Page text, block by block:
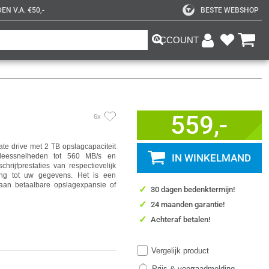
V.A. €50,- BESTE WEBSHOP
ACCOUNT
6x
drive met 2 TB opslagcapaciteit
tot 560 MB/s en
van respectievelijk
tot uw gegevens. Het is een
betaalbare opslagexpansie of
559,-
IN WINKELMAND
✓ 30 dagen bedenktermijn!
✓ 24 maanden garantie!
✓ Achteraf betalen!
Vergelijk product